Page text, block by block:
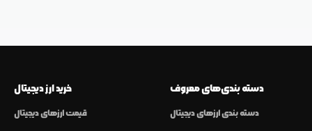
خرید ارز دیجیتال
قیمت ارزهای دیجیتال
دسته بندی‌های معروف
دسته بندی ارزهای دیجیتال